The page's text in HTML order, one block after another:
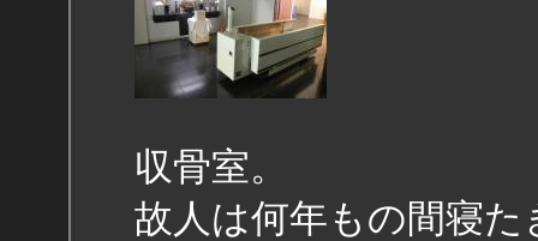
収骨室。
故人は何年もの間寝